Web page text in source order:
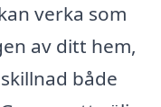
verka som
av ditt hem,
både